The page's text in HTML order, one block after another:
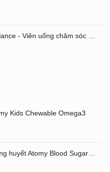
Kids Chewable Omega3
Sản phẩm hạ đường huyết Atomy Blood Sugar Cut Bitter Melon chiết xuất mướp đắng hộp 60 gói